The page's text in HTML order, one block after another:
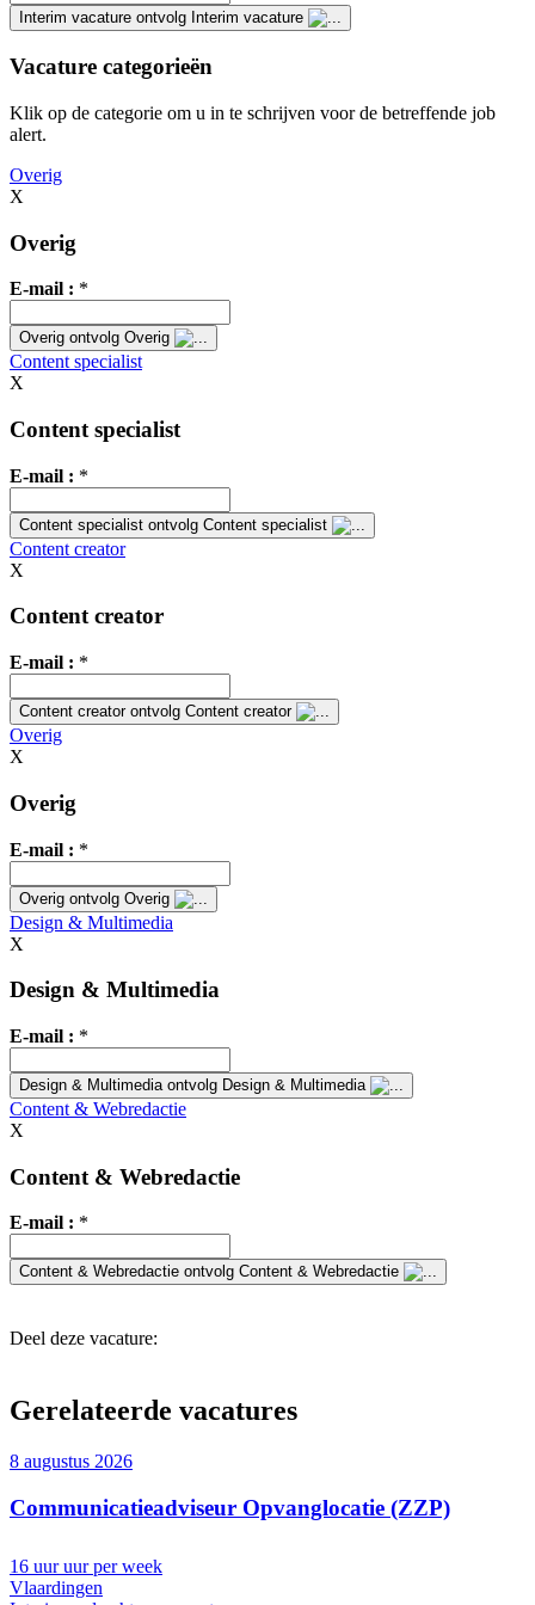
Interim vacature ontvolg Interim vacature
Vacature categorieën
Klik op de categorie om u in te schrijven voor de betreffende job
alert.
Overig
X
Overig
E-mail : *
Overig ontvolg Overig
Content specialist
X
Content specialist
E-mail : *
Content specialist ontvolg Content specialist
Content creator
X
Content creator
E-mail : *
Content creator ontvolg Content creator
Overig
X
Overig
E-mail : *
Overig ontvolg Overig
Design & Multimedia
X
Design & Multimedia
E-mail : *
Design & Multimedia ontvolg Design & Multimedia
Content & Webredactie
X
Content & Webredactie
E-mail : *
Content & Webredactie ontvolg Content & Webredactie
Deel deze vacature:
Gerelateerde vacatures
8 augustus 2026
Communicatieadviseur Opvanglocatie (ZZP)
16 uur uur per week
Vlaardingen